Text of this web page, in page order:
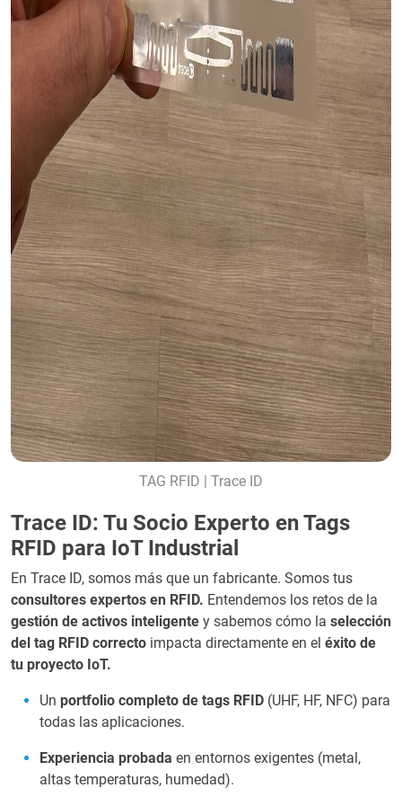
TAG RFID | Trace ID
Trace ID: Tu Socio Experto en Tags
RFID para IoT Industrial
En Trace ID, somos más que un fabricante. Somos tus
consultores expertos en RFID. Entendemos los retos de la
gestión de activos inteligente y sabemos cómo la selección
del tag RFID correcto impacta directamente en el éxito de
tu proyecto IoT.
Un portfolio completo de tags RFID (UHF, HF, NFC) para
todas las aplicaciones.
Experiencia probada en entornos exigentes (metal,
altas temperaturas, humedad).